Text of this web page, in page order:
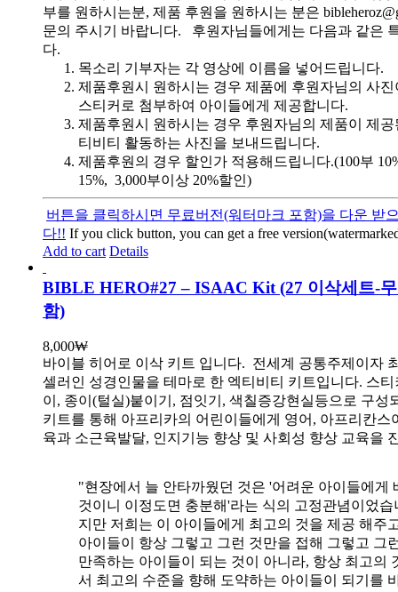
부를 원하시는분, 제품 후원을 원하시는 분은
문의 주시기 바랍니다. 후원자님들에게는 다음과 같은
다.
목소리 기부자는 각 영상에 이름을 넣어드립니다.
제품후원시 원하시는 경우 제품에 후원자님의 사
스티커로 첨부하여 아이들에게 제공합니다.
제품후원시 원하시는 경우 후원자님의 제품이 제
티비티 활동하는 사진을 보내드립니다.
제품후원의 경우 할인가 적용해드립니다.(100부
15%, 3,000부이상 20%할인)
버튼을 클릭하시면 무료버전(워터마크 포함)을 다운 받
다!! If you click button, you can get a free
Add to cart Details
BIBLE HERO#27 – ISAAC Kit (27 이삭세트-
함)
8,000₩
바이블 히어로 이삭 키트 입니다. 전세계 공통주제이자
셀러인 성경인물을 테마로 한 엑티비티 키트입니다. 스
이, 종이(털실)붙이기, 점잇기, 색칠증강현실등으로 구성
키트를 통해 아프리카의 어린이들에게 영어, 아프리칸스
육과 소근육발달, 인지기능 향상 및 사회성 향상 교육을
"현장에서 늘 안타까웠던 것은 '어려운 아이들에게
것이니 이정도면 충분해'라는 식의 고정관념이었습
지만 저희는 이 아이들에게 최고의 것을 제공 해주
아이들이 항상 그렇고 그런 것만을 접해 그렇고 그
만족하는 아이들이 되는 것이 아니라, 항상 최고의
서 최고의 수준을 향해 도약하는 아이들이 되기를